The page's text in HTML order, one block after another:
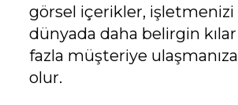
görsel içerikler,
dünyada daha belirgin
fazla müşteriye ulaşmanıza
olur.